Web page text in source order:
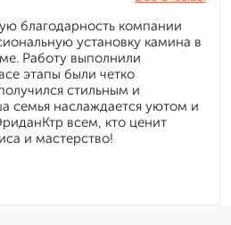
благодарность компании
установку камина в
Работу выполнили
этапы были четко
стильным и
семья наслаждается уютом и
всем, кто ценит
и мастерство!